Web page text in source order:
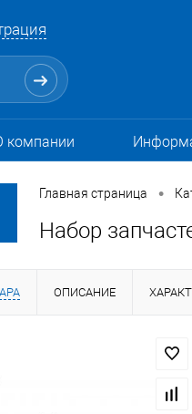
компании
Главная страница •
Набор
ОПИСАНИЕ